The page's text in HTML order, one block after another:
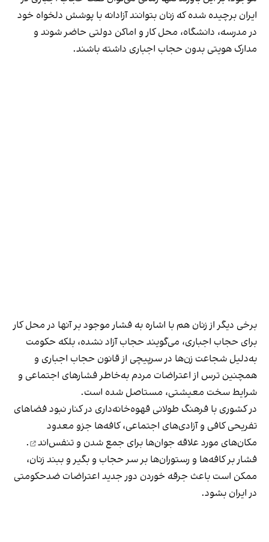
ایران برچیده شده که زنان بتوانند آزادانه با پوشش دلخواه خود
در مدرسه، دانشگاه، محل کار و اماکن دولتی حاضر شوند و
مدارک هویتی بدون حجاب اجباری داشته باشند.
برخی دیگر از زنان هم با اشاره به فشار موجود بر آنها در محل کار
برای حجاب اجباری، می‌گویند حجاب آزاد نشده، بلکه حکومت
به‌دلیل شجاعت زن‌ها در سرپیچی از قانون حجاب اجباری و
همچنین ترس از اعتراضات مردم به‌خاطر فشارهای اجتماعی و
شرایط سخت معیشتی، مستاصل شده است.
در کشوری با فرهنگ طولانی قهوه‌‌خانه‌داری در کنار نبود فضاهای
تفریحی کافی و آزادی‌های اجتماعی، کافه‌ها جزو معدود
مکان‌های مورد علاقه جوان‌ها برای جمع شدن و تنفس‌اند
.
فشار بر کافه‌ها و رستوران‌ها بر سر حجاب و بگیر و ببند زنان،
ممکن است باعث جرقه خوردن دور جدید اعتراضات ضدحکومتی
در ایران بشود.